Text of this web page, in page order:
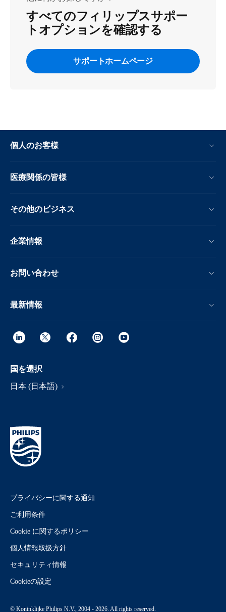
すべてのフィリップスサポー
トオプションを確認する
サポートホームページ
個人のお客様
医療関係の皆様
その他のビジネス
企業情報
お問い合わせ
最新情報
国を選択
日本 (日本語)
プライバシーに関する通知
ご利用条件
Cookie に関するポリシー
個人情報取扱方針
セキュリティ情報
Cookieの設定
© Koninklijke Philips N.V., 2004 - 2026. All rights reserved.